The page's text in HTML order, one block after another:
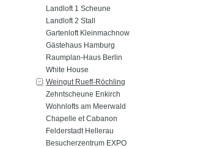
Landloft 1 Scheune
Landloft 2 Stall
Gartenloft Kleinmachnow
Gästehaus Hamburg
Raumplan-Haus Berlin
White House
Weingut Rueff-Röchling
Zehntscheune Enkirch
Wohnlofts am Meerwald
Chapelle et Cabanon
Felderstadt Hellerau
Besucherzentrum EXPO